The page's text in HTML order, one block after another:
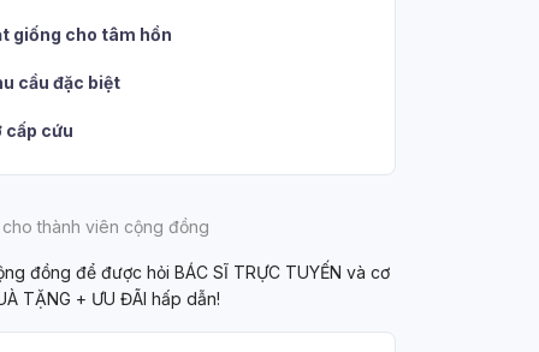
giống cho tâm hồn
cầu đặc biệt
cấp cứu
thành viên cộng đồng
đồng để được hỏi BÁC SĨ TRỰC TUYẾN và cơ
TẶNG + ƯU ĐÃI hấp dẫn!